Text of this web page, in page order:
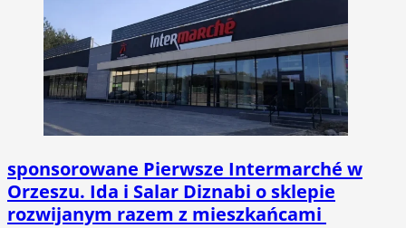
sponsorowane Pierwsze Intermarché w
Orzeszu. Ida i Salar Diznabi o sklepie
rozwijanym razem z mieszkańcami